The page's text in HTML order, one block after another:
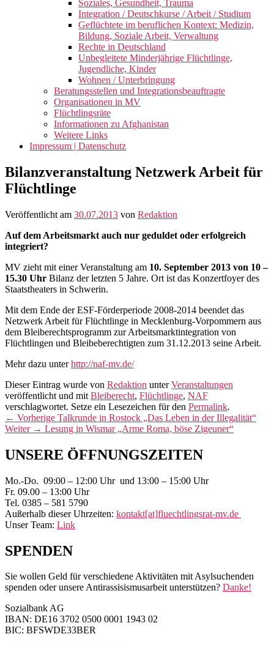
Soziales, Gesundheit, Trauma
Integration / Deutschkurse / Arbeit / Studium
Geflüchtete im beruflichen Kontext: Medizin,
Bildung, Soziale Arbeit, Verwaltung
Rechte in Deutschland
Unbegleitete Minderjährige Flüchtlinge,
Jugendliche, Kinder
Wohnen / Unterbringung
Beratungsstellen und Integrationsbeauftragte
Organisationen in MV
Flüchtlingsräte
Informationen zu Afghanistan
Weitere Links
Impressum | Datenschutz
Bilanzveranstaltung Netzwerk Arbeit für
Flüchtlinge
Veröffentlicht am 30.07.2013 von Redaktion
Auf dem Arbeitsmarkt auch nur geduldet oder erfolgreich
integriert?
MV zieht mit einer Veranstaltung am 10. September 2013 von 10 –
15.30 Uhr Bilanz der letzten 5 Jahre. Ort ist das Konzertfoyer des
Staatstheaters in Schwerin.
Mit dem Ende der ESF-Förderperiode 2008-2014 beendet das
Netzwerk Arbeit für Flüchtlinge in Mecklenburg-Vorpommern aus
dem Bleiberechtsprogramm zur Arbeitsmarktintegration von
Flüchtlingen und Bleibeberechtigten zum 31.12.2013 seine Arbeit.
Mehr dazu unterhttp://naf-mv.de/
Dieser Eintrag wurde von Redaktion unterVeranstaltungen
veröffentlicht und mit Bleiberecht, Flüchtlinge, NAF
verschlagwortet. Setze ein Lesezeichen für den Permalink.
Beitragsnavigation
← Vorherige Vorheriger
Beitrag:
Talkrunde in Rostock „Das Leben in der Illegalität“
Weiter → Nächster
Lesung in Wismar „Arme Roma, böse Zigeuner“
Primärer
Widgetbereich
UNSERE ÖFFNUNGSZEITEN
Mo.-Do. 09:00 – 12:00 Uhr und 13:00 – 15:00 Uhr
Fr. 09.00 – 13:00 Uhr
Tel. 0385 – 581 5790
Außerhalb dieser Uhrzeiten: kontakt[at]fluechtlingsrat-mv.de
Unser Team: Link
SPENDEN
Sie wollen Geld für verschiedene Aktivitäten mit Asylsuchenden
spenden oder unsere Antirassisismusarbeit unterstützen? Danke!
Sozialbank AG
IBAN: DE16 3702 0500 0001 1943 02
BIC: BFSWDE33BER